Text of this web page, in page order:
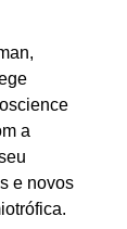
a
e novos